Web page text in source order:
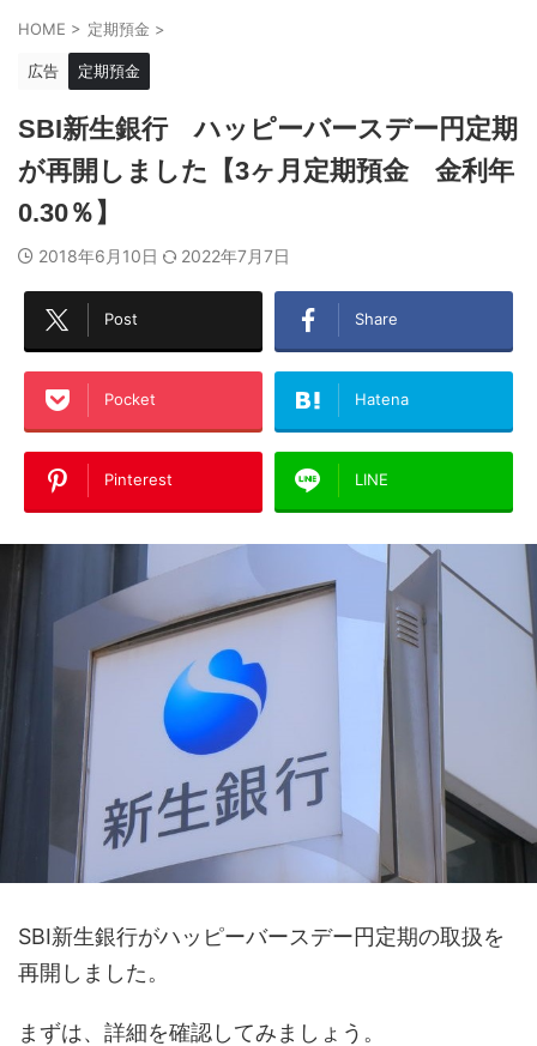
HOME > 定期預金 >
広告 定期預金
SBI新生銀行 ハッピーバースデー円定期
が再開しました【3ヶ月定期預金 金利年
0.30％】
2018年6月10日 2022年7月7日
Post Share
Pocket Hatena
Pinterest LINE
SBI新生銀行がハッピーバースデー円定期の取扱を
再開しました。
まずは、詳細を確認してみましょう。